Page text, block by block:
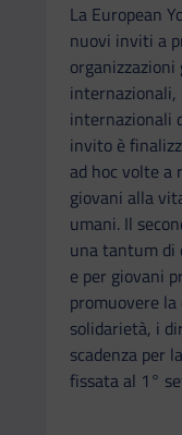
La European
nuovi inviti a
internazionali,
internazionali
invito è
ad hoc volte a
giovani alla
umani. Il
una tantum di
e per giovani
promuovere
solidarietà, i
scadenza per
fissata al 1°